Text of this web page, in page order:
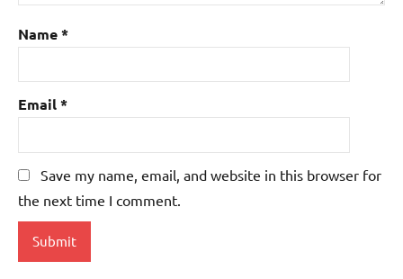
Name*
Email*
Save my name, email, and website in this browser for
the next time I comment.